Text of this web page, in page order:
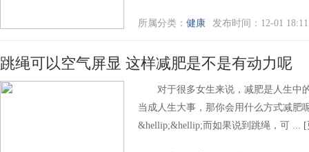
所属分类： 健康 发布时间：12-01
跳绳可以空气屏显 这样减肥是不是有动力呢
对于很多女生来说，减肥是人生中
当成人生大事，那你会用什么方式减肥
&hellip;&hellip;而如果说到跳绳，可 ...